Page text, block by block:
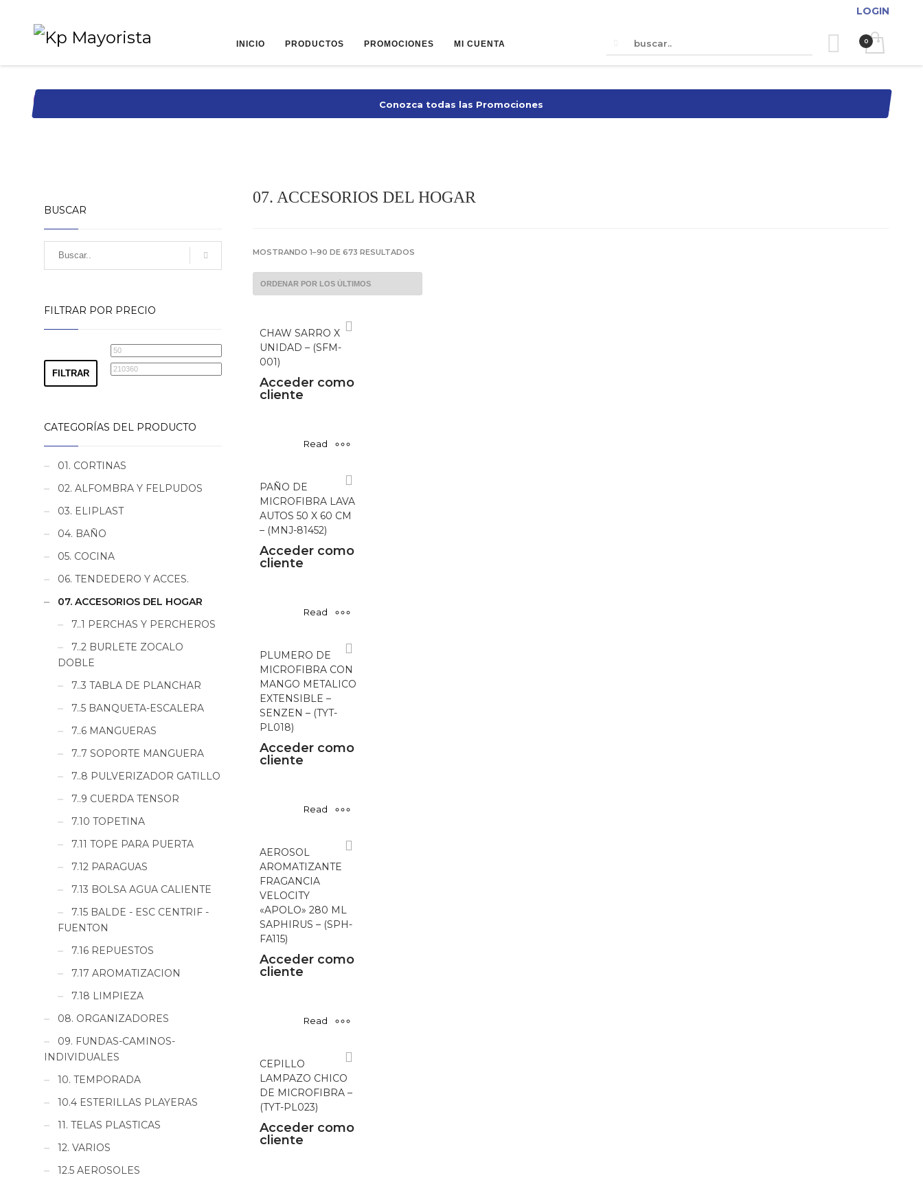
LOGIN
INICIO PRODUCTOS PROMOCIONES MI CUENTA
Conozca todas las Promociones
07. ACCESORIOS DEL HOGAR
MOSTRANDO 1–90 DE 673 RESULTADOSORDENADO
LOS
CHAW SARRO X
UNIDAD – (SFM-
001)
Acceder como
cliente
Read
PAÑO DE
MICROFIBRA LAVA
AUTOS 50 X 60 CM
– (MNJ-81452)
Acceder como
cliente
Read
PLUMERO DE
MICROFIBRA CON
MANGO METALICO
EXTENSIBLE –
SENZEN – (TYT-
PL018)
Acceder como
cliente
Read
AEROSOL
AROMATIZANTE
FRAGANCIA
VELOCITY
«APOLO» 280 ML
SAPHIRUS – (SPH-
FA115)
Acceder como
cliente
Read
CEPILLO
LAMPAZO CHICO
DE MICROFIBRA –
(TYT-PL023)
Acceder como
cliente
BUSCAR
FILTRAR POR PRECIO
Precio
mínimo
FILTRAR
CATEGORÍAS DEL PRODUCTO
01. CORTINAS
02. ALFOMBRA Y FELPUDOS
03. ELIPLAST
04. BAÑO
05. COCINA
06. TENDEDERO Y ACCES.
07. ACCESORIOS DEL HOGAR
7..1 PERCHAS Y PERCHEROS
7..2 BURLETE ZOCALO
DOBLE
7..3 TABLA DE PLANCHAR
7..5 BANQUETA-ESCALERA
7..6 MANGUERAS
7..7 SOPORTE MANGUERA
7..8 PULVERIZADOR GATILLO
7..9 CUERDA TENSOR
7.10 TOPETINA
7.11 TOPE PARA PUERTA
7.12 PARAGUAS
7.13 BOLSA AGUA CALIENTE
7.15 BALDE - ESC CENTRIF -
FUENTON
7.16 REPUESTOS
7.17 AROMATIZACION
7.18 LIMPIEZA
08. ORGANIZADORES
09. FUNDAS-CAMINOS-
INDIVIDUALES
10. TEMPORADA
10.4 ESTERILLAS PLAYERAS
11. TELAS PLASTICAS
12. VARIOS
12.5 AEROSOLES